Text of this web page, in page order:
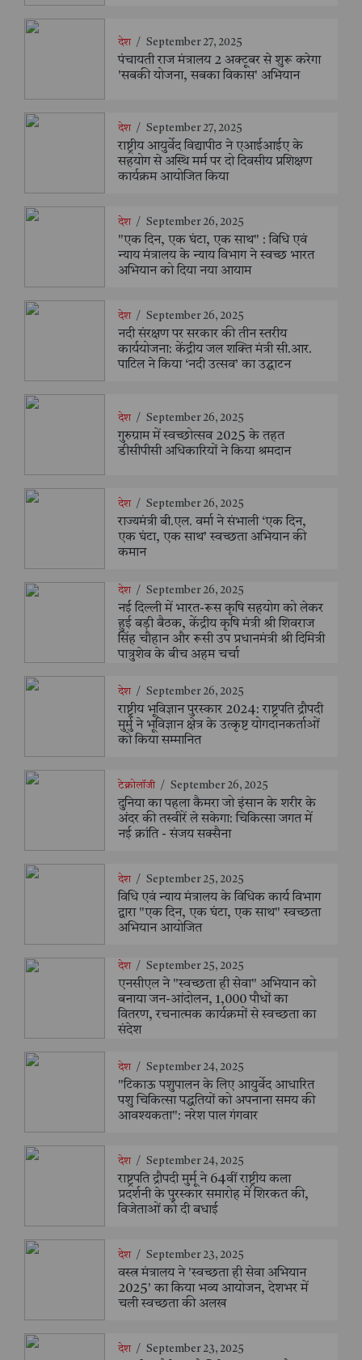
देश / September 27, 2025
पंचायती राज मंत्रालय 2 अक्टूबर से शुरू करेगा
'सबकी योजना, सबका विकास' अभियान
देश / September 27, 2025
राष्ट्रीय आयुर्वेद विद्यापीठ ने एआईआईए के
सहयोग से अस्थि मर्म पर दो दिवसीय प्रशिक्षण
कार्यक्रम आयोजित किया
देश / September 26, 2025
"एक दिन, एक घंटा, एक साथ" : विधि एवं
न्याय मंत्रालय के न्याय विभाग ने स्वच्छ भारत
अभियान को दिया नया आयाम
देश / September 26, 2025
नदी संरक्षण पर सरकार की तीन स्तरीय
कार्ययोजना: केंद्रीय जल शक्ति मंत्री सी.आर.
पाटिल ने किया ‘नदी उत्सव’ का उद्घाटन
देश / September 26, 2025
गुरुग्राम में स्वच्छोत्सव 2025 के तहत
डीसीपीसी अधिकारियों ने किया श्रमदान
देश / September 26, 2025
राज्यमंत्री बी.एल. वर्मा ने संभाली ‘एक दिन,
एक घंटा, एक साथ’ स्वच्छता अभियान की
कमान
देश / September 26, 2025
नई दिल्ली में भारत-रूस कृषि सहयोग को लेकर
हुई बड़ी बैठक, केंद्रीय कृषि मंत्री श्री शिवराज
सिंह चौहान और रूसी उप प्रधानमंत्री श्री दिमित्री
पात्रुशेव के बीच अहम चर्चा
देश / September 26, 2025
राष्ट्रीय भूविज्ञान पुरस्कार 2024: राष्ट्रपति द्रौपदी
मुर्मु ने भूविज्ञान क्षेत्र के उत्कृष्ट योगदानकर्ताओं
को किया सम्मानित
टेक्नोलॉजी / September 26, 2025
दुनिया का पहला कैमरा जो इंसान के शरीर के
अंदर की तस्वीरें ले सकेगा: चिकित्सा जगत में
नई क्रांति - संजय सक्सैना
देश / September 25, 2025
विधि एवं न्याय मंत्रालय के विधिक कार्य विभाग
द्वारा "एक दिन, एक घंटा, एक साथ" स्वच्छता
अभियान आयोजित
देश / September 25, 2025
एनसीएल ने "स्वच्छता ही सेवा" अभियान को
बनाया जन-आंदोलन, 1,000 पौधों का
वितरण, रचनात्मक कार्यक्रमों से स्वच्छता का
संदेश
देश / September 24, 2025
"टिकाऊ पशुपालन के लिए आयुर्वेद आधारित
पशु चिकित्सा पद्धतियों को अपनाना समय की
आवश्यकता": नरेश पाल गंगवार
देश / September 24, 2025
राष्ट्रपति द्रौपदी मुर्मू ने 64वीं राष्ट्रीय कला
प्रदर्शनी के पुरस्कार समारोह में शिरकत की,
विजेताओं को दी बधाई
देश / September 23, 2025
वस्त्र मंत्रालय ने 'स्वच्छता ही सेवा अभियान
2025' का किया भव्य आयोजन, देशभर में
चली स्वच्छता की अलख
देश / September 23, 2025